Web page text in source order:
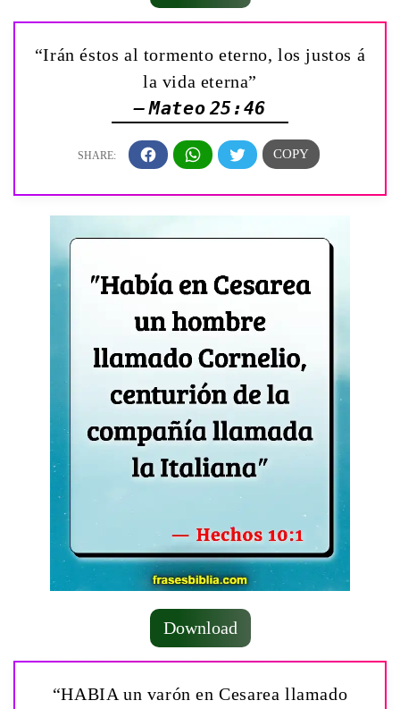
“Irán éstos al tormento eterno, los justos á
la vida eterna”
— Mateo 25:46
Download
“HABIA un varón en Cesarea llamado